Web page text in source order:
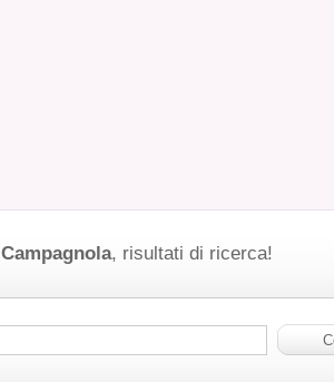
Campagnola, risultati di ricerca!